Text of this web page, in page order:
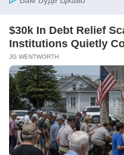
Історія
Їжа та кулінарія
Квіти
Космос